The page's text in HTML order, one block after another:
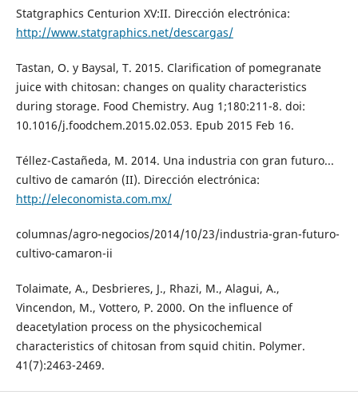
Statgraphics Centurion XV:II. Dirección electrónica:
http://www.statgraphics.net/descargas/
Tastan, O. y Baysal, T. 2015. Clarification of pomegranate
juice with chitosan: changes on quality characteristics
during storage. Food Chemistry. Aug 1;180:211-8. doi:
10.1016/j.foodchem.2015.02.053. Epub 2015 Feb 16.
Téllez-Castañeda, M. 2014. Una industria con gran futuro...
cultivo de camarón (II). Dirección electrónica:
http://eleconomista.com.mx/
columnas/agro-negocios/2014/10/23/industria-gran-futuro-
cultivo-camaron-ii
Tolaimate, A., Desbrieres, J., Rhazi, M., Alagui, A.,
Vincendon, M., Vottero, P. 2000. On the influence of
deacetylation process on the physicochemical
characteristics of chitosan from squid chitin. Polymer.
41(7):2463-2469.